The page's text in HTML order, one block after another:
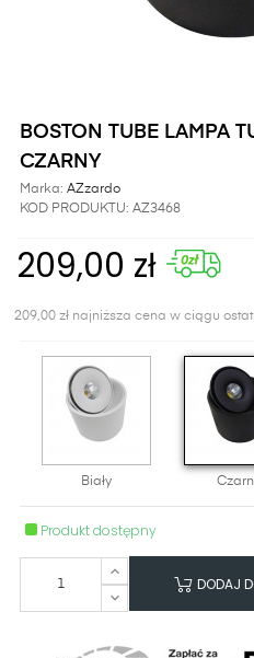
BOSTON TUBE LAMPA
CZARNY
Marka: AZzardo
KOD PRODUKTU: AZ3468
209,00 zł
209,00 zł najniższa cena w ciągu
Biały
Produkt dostępny
DODAJ